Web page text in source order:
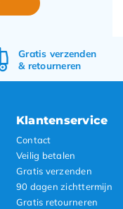
Gratis verzenden
& retourneren
Klantenservice
Contact
Veilig betalen
Gratis verzenden
90 dagen zichttermijn
Gratis retourneren